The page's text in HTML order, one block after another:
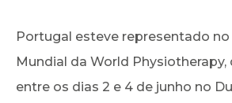
Portugal esteve representado
Mundial da World Physiotherapy,
entre os dias 2 e 4 de junho no